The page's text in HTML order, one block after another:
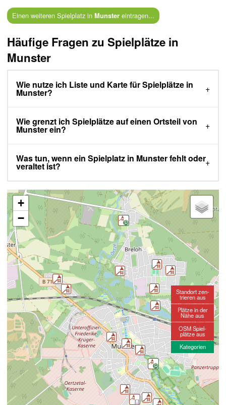
Einen weiteren Spielplatz in Munstereintragen...
Häufige Fragen zu Spielplätze in
Munster
Wie nutze ich Liste und Karte für Spielplätze in
Munster?
Wie grenzt ich Spielplätze auf einen Ortsteil von
Munster ein?
Was tun, wenn ein Spielplatz in Munster fehlt oder
veraltet ist?
+
−
Standort zen-
trieren aus
Plätze in der
Nähe aus
OSM Spiel-
plätze aus
Kategorien